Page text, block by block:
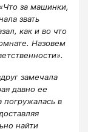
за машинки,
звать
как и во что
Назовем
замечала
давно ее
погружалась в
найти